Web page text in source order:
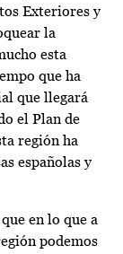
Exteriores y
la
esta
que ha
que llegará
el Plan de
región ha
españolas y
en lo que a
podemos